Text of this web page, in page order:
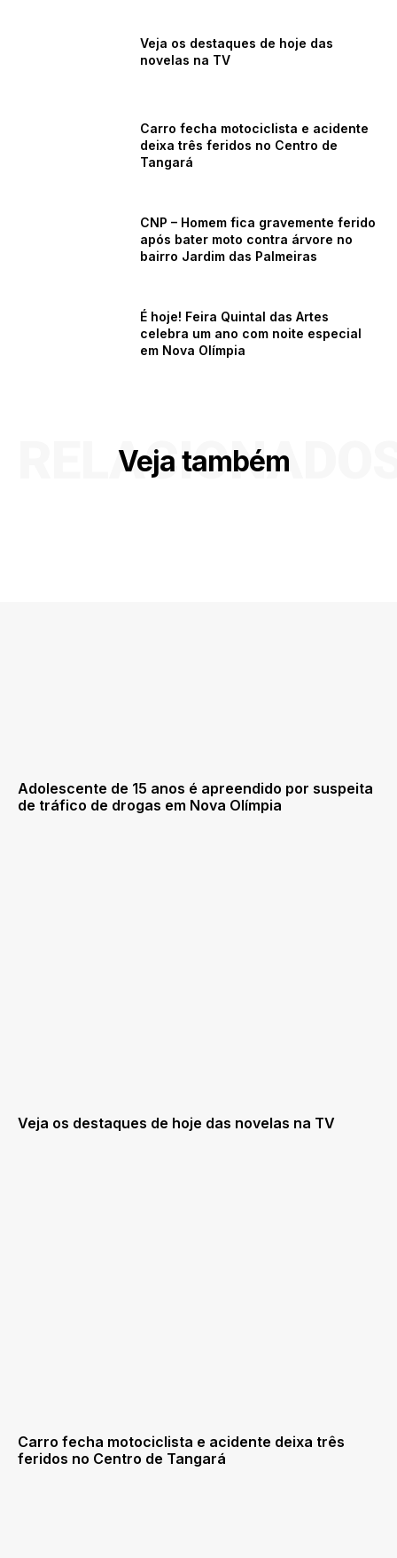
Veja os destaques de hoje das
novelas na TV
Carro fecha motociclista e acidente
deixa três feridos no Centro de
Tangará
CNP – Homem fica gravemente ferido
após bater moto contra árvore no
bairro Jardim das Palmeiras
É hoje! Feira Quintal das Artes
celebra um ano com noite especial
em Nova Olímpia
Veja também
Adolescente de 15 anos é apreendido por suspeita
de tráfico de drogas em Nova Olímpia
Veja os destaques de hoje das novelas na TV
Carro fecha motociclista e acidente deixa três
feridos no Centro de Tangará